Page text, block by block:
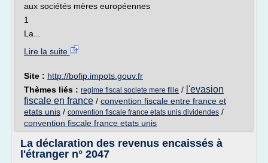
aux sociétés mères européennes
1
La...
Lire la suite
Site : http://bofip.impots.gouv.fr
Thèmes liés : regime fiscal societe mere fille / l'evasion
fiscale en france / convention fiscale entre france et
etats unis / convention fiscale france etats unis dividendes /
convention fiscale france etats unis
La déclaration des revenus encaissés à
l'étranger n° 2047